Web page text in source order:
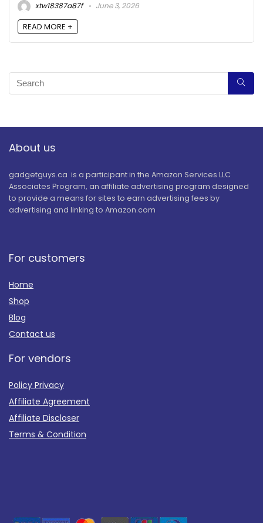
xtw18387a87f
June 3, 2026
READ MORE +
About us
gadgetguys.ca is a participant in the Amazon Services LLC
Associates Program, an affiliate advertising program designed
to provide a means for sites to earn advertising fees by
advertising and linking to Amazon.com
For customers
Home
Shop
Blog
Contact us
For vendors
Policy Privacy
Affiliate Agreement
Affiliate Discloser
Terms & Condition